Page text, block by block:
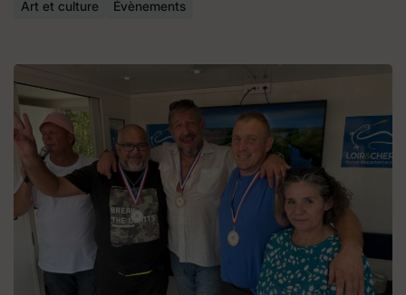
Art et culture Évènements